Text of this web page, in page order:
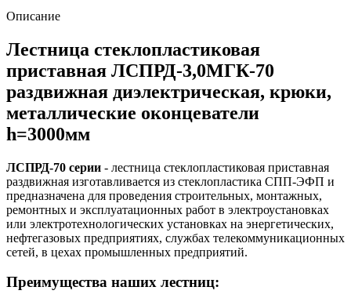
Описание
Лестница стеклопластиковая
приставная ЛСПРД-3,0МГК-70
раздвижная диэлектрическая, крюки,
металлические оконцеватели
h=3000мм
ЛСПРД-70 серии - лестница стеклопластиковая приставная
раздвижная изготавливается из стеклопластика СПП-ЭФП и
предназначена для проведения строительных, монтажных,
ремонтных и эксплуатационных работ в электроустановках
или электротехнологических установках на энергетических,
нефтегазовых предприятиях, службах телекоммуникационных
сетей, в цехах промышленных предприятий.
Преимущества наших лестниц: